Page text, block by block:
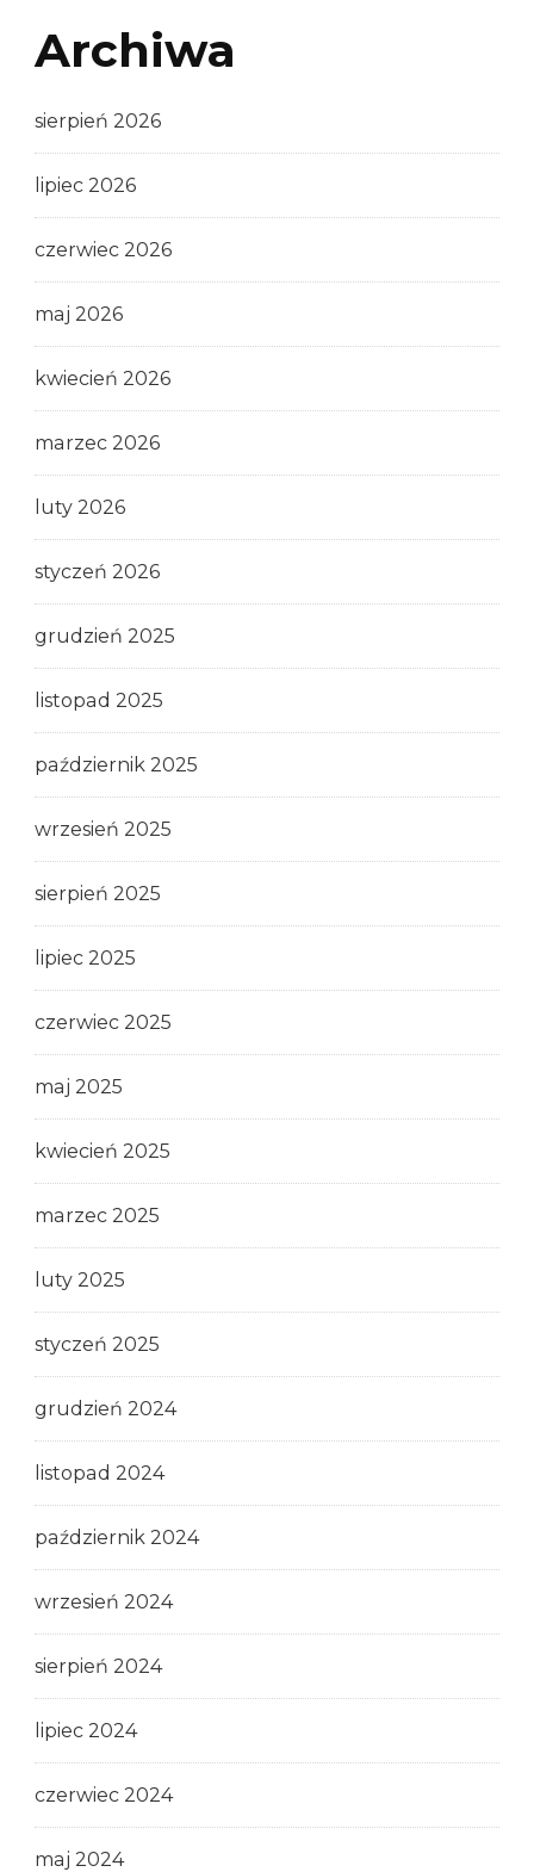
Archiwa
sierpień 2026
lipiec 2026
czerwiec 2026
maj 2026
kwiecień 2026
marzec 2026
luty 2026
styczeń 2026
grudzień 2025
listopad 2025
październik 2025
wrzesień 2025
sierpień 2025
lipiec 2025
czerwiec 2025
maj 2025
kwiecień 2025
marzec 2025
luty 2025
styczeń 2025
grudzień 2024
listopad 2024
październik 2024
wrzesień 2024
sierpień 2024
lipiec 2024
czerwiec 2024
maj 2024